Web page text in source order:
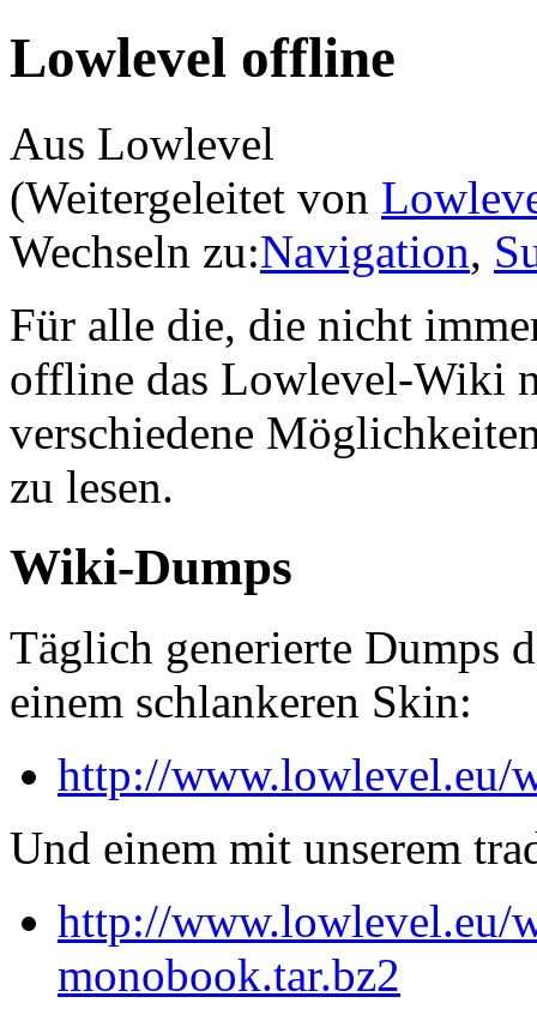
Lowlevel offline
Aus Lowlevel
(Weitergeleitet von
Wechseln zu:Navigation,
Für alle die, die nicht
offline das Lowlevel-Wiki
verschiedene
zu lesen.
Wiki-Dumps
Täglich generierte Dumps
einem schlankeren Skin:
http://www.lowlevel.eu/
Und einem mit unserem
http://
monobook.tar.bz2